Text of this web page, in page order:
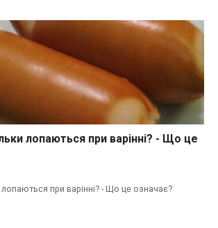
Як економити час і гроші на кухні. Практичний побут.
лопаються при варінні? - Що це
при варінні? - Що це означає?